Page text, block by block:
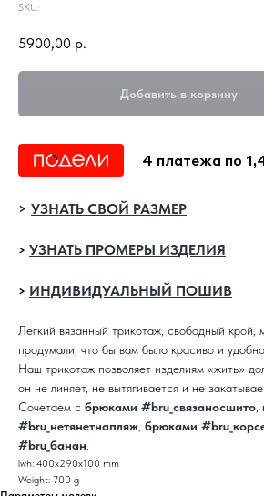
SKU:
5900,00 р.
Добавить в корзину
4 платежа по
> УЗНАТЬ СВОЙ РАЗМЕР
> УЗНАТЬ ПРОМЕРЫ ИЗДЕЛИЯ
> ИНДИВИДУАЛЬНЫЙ ПОШИВ
Легкий вязанный трикотаж, свободный крой,
продумали, что бы вам было красиво и удобно.
Наш трикотаж позволяет изделиям «жить»
он не линяет, не вытягивается и не
Сочетаем с брюками #bru_связаносшито
#bru_нетянетнапляж брюками
#bru_банан
lwh: 400x290x100 mm
Weight: 700 g